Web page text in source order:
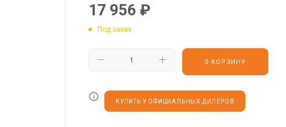
17 956 ₽
Под заказ
В КОРЗИНУ
КУПИТЬ У ОФИЦИАЛЬНЫХ ДИЛЕРОВ